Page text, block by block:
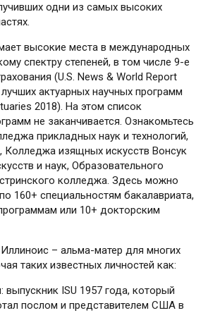
одни из самых высоких
высокие места в международных
спектру степеней, в том числе 9-е
(U.S. News & World Report
актуарных научных программ
2018). На этом список
не заканчивается. Ознакомьтесь
прикладных наук и технологий,
Колледжа изящных искусств Вонсук
и наук, Образовательного
колледжа. Здесь можно
160+ специальностям бакалавриата,
или 10+ докторским
– альма-матер для многих
таких известных личностей как:
ISU 1957 года, который
послом и представителем США в